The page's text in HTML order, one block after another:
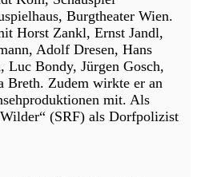
Burgtheater Wien.
Horst Zankl, Ernst Jandl,
Adolf Dresen, Hans
Luc Bondy, Jürgen Gosch,
Breth. Zudem wirkte er an
mit. Als
(SRF) als Dorfpolizist